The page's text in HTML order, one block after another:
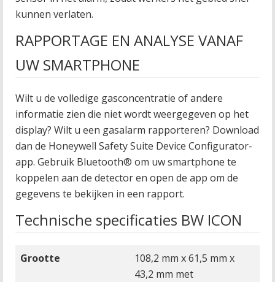
kunnen verlaten.
RAPPORTAGE EN ANALYSE VANAF
UW SMARTPHONE
Wilt u de volledige gasconcentratie of andere
informatie zien die niet wordt weergegeven op het
display? Wilt u een gasalarm rapporteren? Download
dan de Honeywell Safety Suite Device Configurator-
app. Gebruik Bluetooth® om uw smartphone te
koppelen aan de detector en open de app om de
gegevens te bekijken in een rapport.
Technische specificaties BW ICON
Grootte
108,2 mm x 61,5 mm x
43,2 mm met